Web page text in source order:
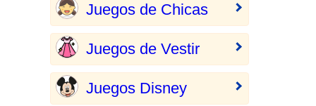
Juegos de Chicas
Juegos de Vestir
Juegos Disney